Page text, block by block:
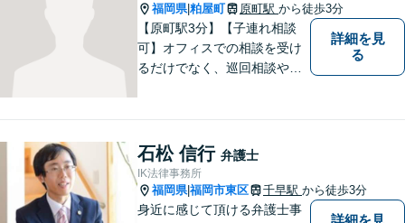
福岡県|粕屋町 原町駅 から徒歩3分
【原町駅3分】【子連れ相談
可】オフィスでの相談を受け
るだけでなく、巡回相談や出
に対応しております。安心し
てお任せください。
詳細を見
る
石松 信行 弁護士
IK法律事務所
福岡県|福岡市東区 千早駅 から徒歩3分
身近に感じて頂ける弁護士事
詳細を見